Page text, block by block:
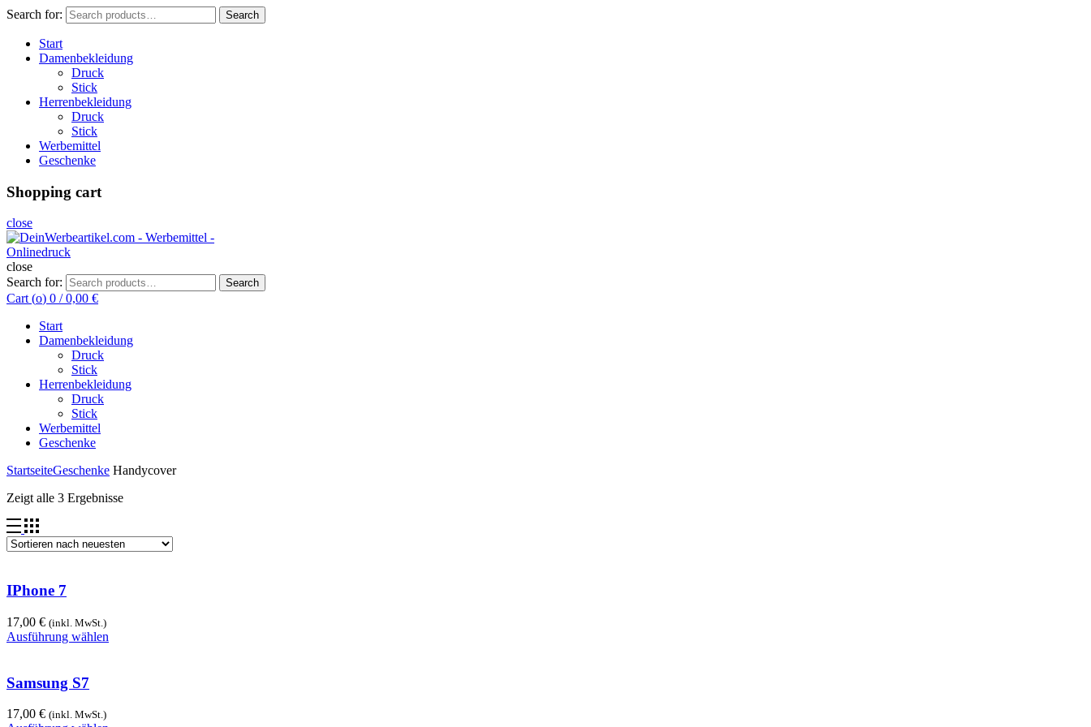
Search for: Search
Start
Damenbekleidung
Druck
Stick
Herrenbekleidung
Druck
Stick
Werbemittel
Geschenke
Shopping cart
close
close
Search for:
Search
Cart (o) 0 / 0,00 €
Start
Damenbekleidung
Druck
Stick
Herrenbekleidung
Druck
Stick
Werbemittel
Geschenke
StartseiteGeschenke Handycover
Zeigt alle 3 Ergebnisse
IPhone 7
17,00 € (inkl. MwSt.)
Ausführung wählen
Samsung S7
17,00 € (inkl. MwSt.)